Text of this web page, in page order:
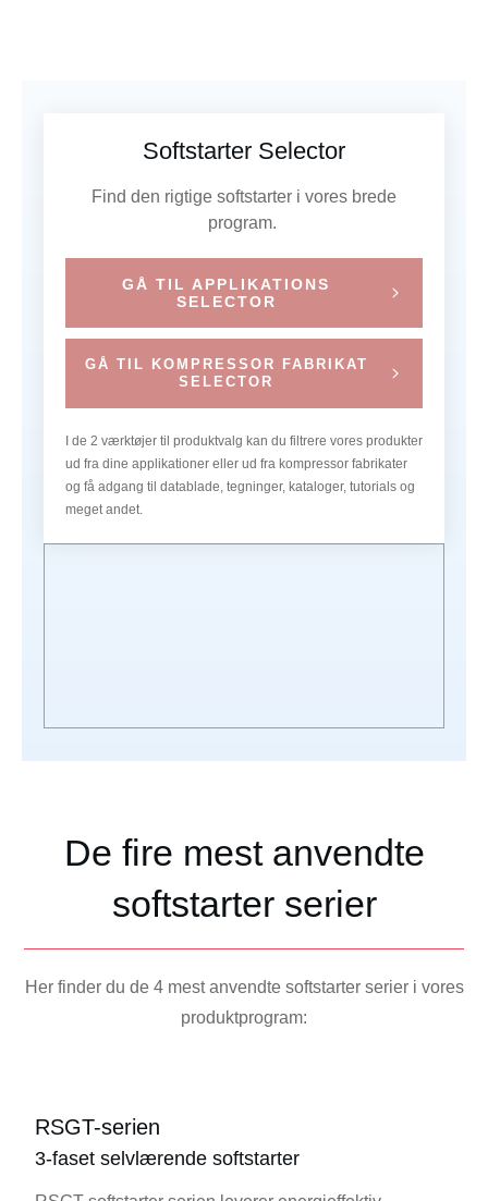
Softstarter Selector
Find den rigtige softstarter i vores brede
program.
GÅ TIL APPLIKATIONS
SELECTOR
GÅ TIL KOMPRESSOR FABRIKAT
SELECTOR
I de 2 værktøjer til produktvalg kan du filtrere vores produkter
ud fra dine applikationer eller ud fra kompressor fabrikater
og få adgang til datablade, tegninger, kataloger, tutorials og
meget andet.
De fire mest anvendte
softstarter serier
Her finder du de 4 mest anvendte softstarter serier i vores
produktprogram:
RSGT-serien
3-faset selvlærende softstarter